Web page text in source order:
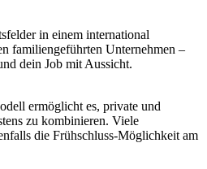
in einem international
familiengeführten Unternehmen –
dein Job mit Aussicht.
ermöglicht es, private und
zu kombinieren. Viele
die Frühschluss-Möglichkeit am